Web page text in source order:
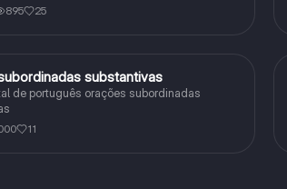
895 25
substantivas
de português orações subordinadas
11